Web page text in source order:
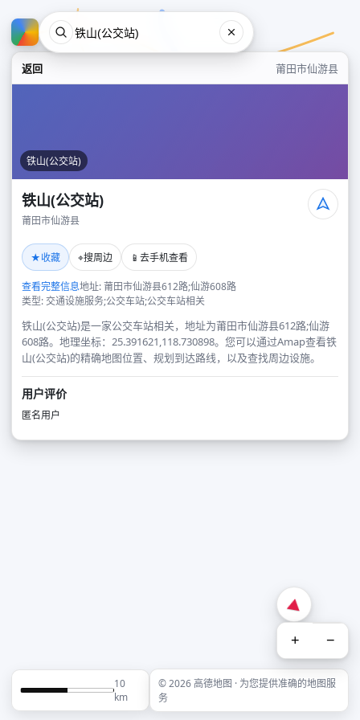
返回 莆田市仙游县
铁山(公交站)
铁山(公交站)
莆田市仙游县
★收藏 ⌖搜周边 📱 去手机查看
查看完整信息地址: 莆田市仙游县612路;仙游608路
类型: 交通设施服务;公交车站;公交车站相关
铁山(公交站)是一家公交车站相关，地址为莆田市仙游县612路;仙游
608路。地理坐标：25.391621,118.730898。您可以通过Amap查看铁
山(公交站)的精确地图位置、规划到达路线，以及查找周边设施。
用户评价
匿名用户
+ −
10
km
© 2026 高德地图 · 为您提供准确的地图服
务